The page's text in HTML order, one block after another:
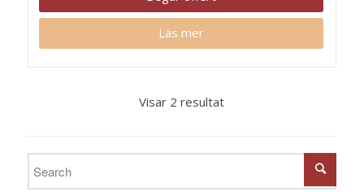
Läs mer
Visar 2 resultat